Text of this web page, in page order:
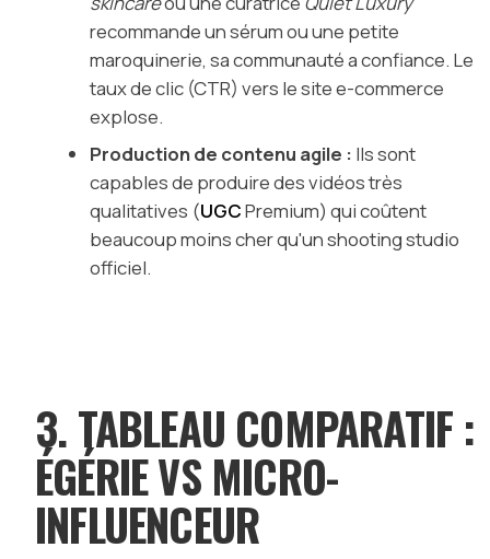
recommande un sérum ou une petite
maroquinerie, sa communauté a confiance. Le
taux de clic (CTR) vers le site e-commerce
explose.
Production de contenu agile : Ils sont
capables de produire des vidéos très
qualitatives (UGCPremium) qui coûtent
beaucoup moins cher qu'un shooting studio
officiel.
3. TABLEAU COMPARATIF :
ÉGÉRIE VS MICRO-
INFLUENCEUR